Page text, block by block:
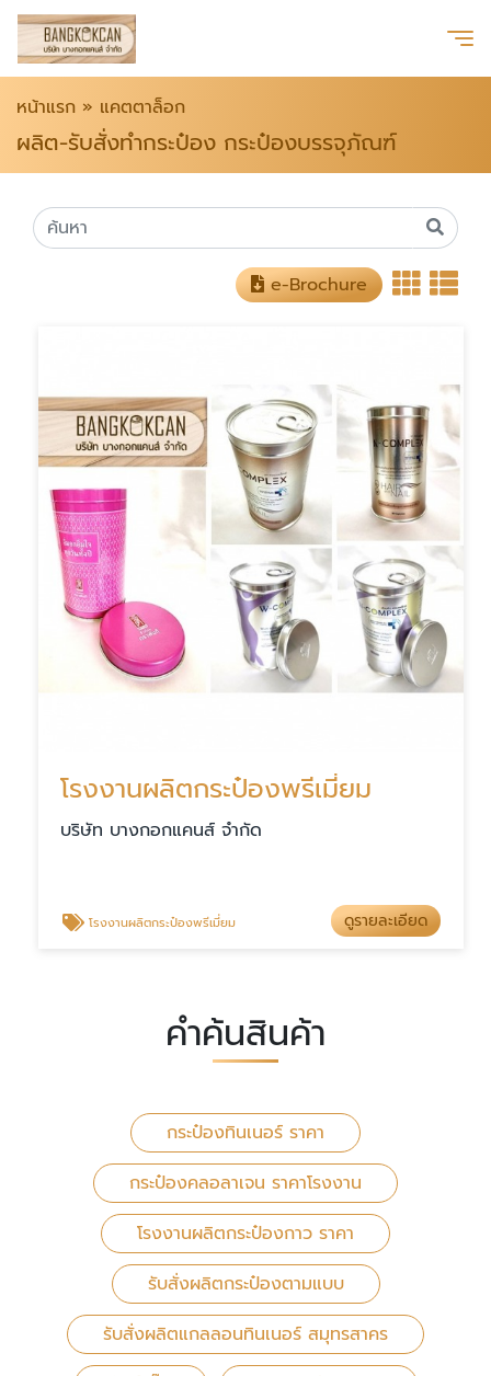
หน้าแรก » แคตตาล็อก
ผลิต-รับสั่งทำกระป๋อง กระป๋องบรรจุภัณฑ์
e-Brochure
โรงงานผลิตกระป๋องพรีเมี่ยม
บริษัท บางกอกแคนส์ จำกัด
โรงงานผลิตกระป๋องพรีเมี่ยม ดูรายละเอียด
คำค้นสินค้า
กระป๋องทินเนอร์ ราคา
กระป๋องคลอลาเจน ราคาโรงงาน
โรงงานผลิตกระป๋องกาว ราคา
รับสั่งผลิตกระป๋องตามแบบ
รับสั่งผลิตแกลลอนทินเนอร์ สมุทรสาคร